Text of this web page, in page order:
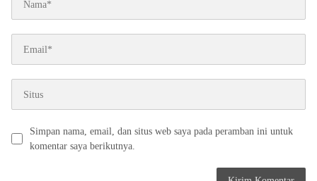
Simpan nama, email, dan situs web saya pada peramban ini untuk
komentar saya berikutnya.